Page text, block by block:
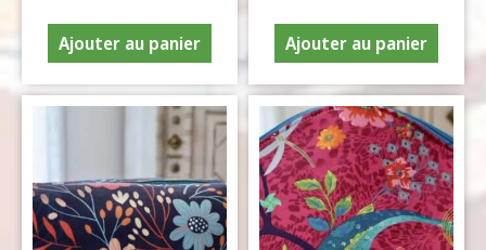
Ajouter au panier Ajouter au panier